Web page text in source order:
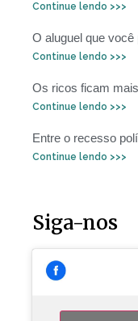
Continue lendo >>>
O aluguel que
Continue lendo >>>
Os ricos ficam
Continue lendo >>>
Entre o recesso
Continue lendo >>>
Siga-nos